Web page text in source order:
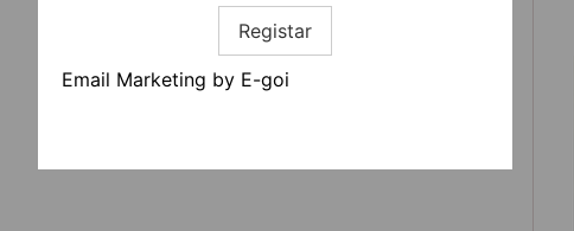
Registar
Email Marketing by E-goi